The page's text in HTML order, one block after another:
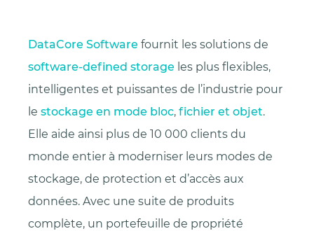
DataCore Software fournit les solutions de
software-defined storage les plus flexibles,
intelligentes et puissantes de l’industrie pour
le stockage en mode bloc, fichier et objet.
Elle aide ainsi plus de 10 000 clients du
monde entier à moderniser leurs modes de
stockage, de protection et d’accès aux
données. Avec une suite de produits
complète, un portefeuille de propriété